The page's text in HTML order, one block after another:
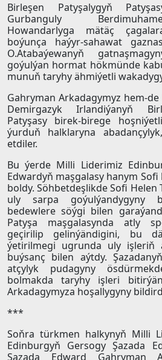
Birleşen Patyşalygyň
Gurbanguly
Howandarlyga mätäç
boýunça haýyr-sahawat
O.Atabaýewanyň
goýulýan hormat hökmünde
munuň taryhy ähmiýetli
Gahryman Arkadagymyz hem-
Demirgazyk Irlandiýanyň
Patyşasy birek-birege
ýurduň halklaryna
etdiler.
Bu ýerde Milli Liderimiz
Edwardyň maşgalasy hanym
boldy. Söhbetdeşlikde Sofi
uly sarpa goýulýandygyny
bedewlere söýgi bilen
Patyşa maşgalasynda atly
geçirilip gelinýändigini, bu
ýetirilmegi ugrunda uly işleriň
buýsanç bilen aýtdy.
atçylyk pudagyny
bolmakda taryhy işleri
Arkadagymyza hoşallygyny
***
Soňra türkmen halkynyň Milli
Edinburgyň Gersogy Şazada
Şazada Edward Gahryman